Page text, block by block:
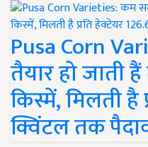
Pusa Corn
तैयार हो जाती
किस्में, मिलती है
क्विंटल तक